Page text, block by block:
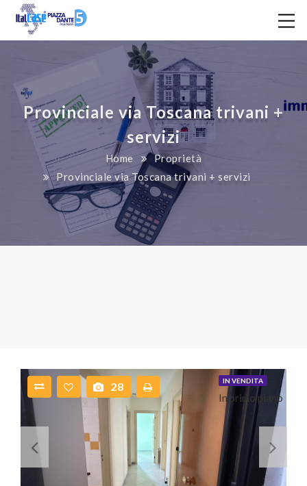
Provinciale via Toscana trivani +
servizi
Home
Proprietà
Provinciale via Toscana trivani + servizi
28 IN VENDITA
In primo piano